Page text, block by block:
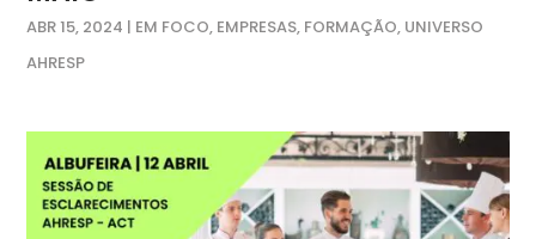
ABR 15, 2024 | EM FOCO, EMPRESAS, FORMAÇÃO, UNIVERSO
AHRESP